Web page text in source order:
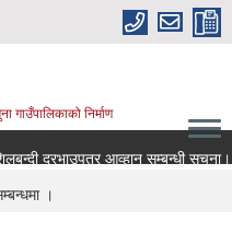
गाउँपालिकाको निर्माण
दरभाउपत्र आव्हान सम्बन्धी सूचना।
।